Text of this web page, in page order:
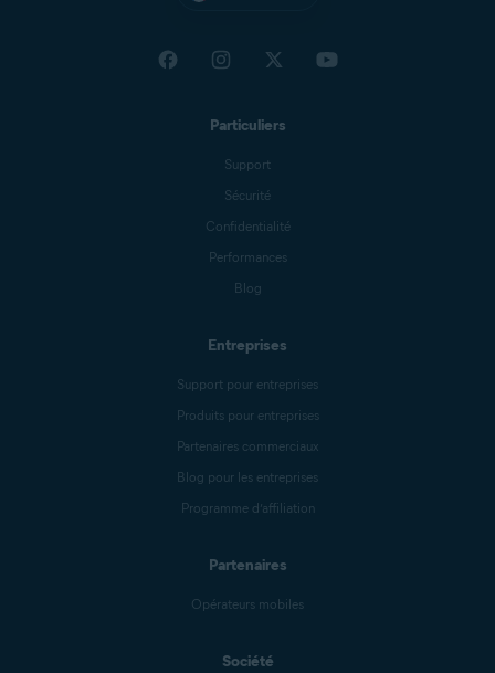
Particuliers
Support
Sécurité
Confidentialité
Performances
Blog
Entreprises
Support pour entreprises
Produits pour entreprises
Partenaires commerciaux
Blog pour les entreprises
Programme d’affiliation
Partenaires
Opérateurs mobiles
Société